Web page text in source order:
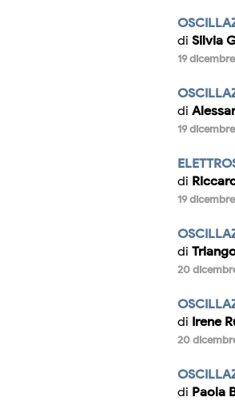
di Silvia
19 dicembre
di
19 dicembre
di
19 dicembre
di
20
di Irene
20
di Paola